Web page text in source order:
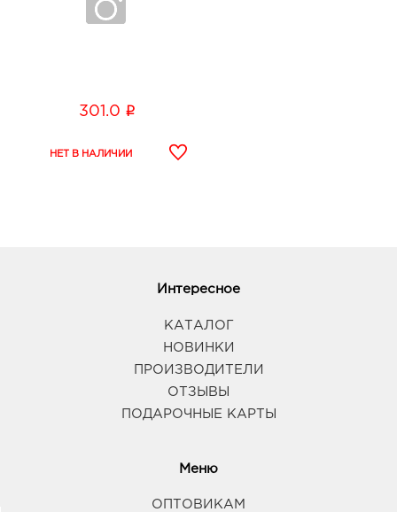
301.0 i
Интересное
КАТАЛОГ
НОВИНКИ
ПРОИЗВОДИТЕЛИ
ОТЗЫВЫ
ПОДАРОЧНЫЕ КАРТЫ
Меню
ОПТОВИКАМ